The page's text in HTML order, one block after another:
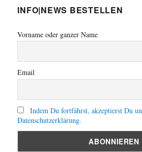
INFO|NEWS BESTELLEN
Vorname oder ganzer Name
Email
Indem Du fortfährst, akzeptierst Du
Datenschutzerklärung.